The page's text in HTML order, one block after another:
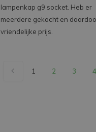
lampenkap g9 socket. Heb er
meerdere gekocht en
vriendelijke prijs.
1 2 3 4